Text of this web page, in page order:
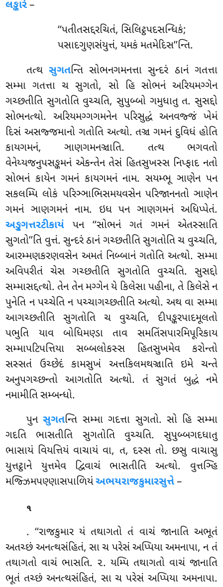
લઙ્કારે–
‘‘પતીતસદ્દરચિતં, સિલિટ્ઠપદસન્ધિકં;
પસાદગુણસંયુત્તં, યમકં મતમેદિસ’’ન્તિ.
તત્થસુગતન્તિ સોભનગમનત્તા સુન્દરં ઠાનં ગતત્તા
સમ્મા ગતત્તા ચ સુગતો, સો હિ સોભનં અરિયમગ્ગેન
ગચ્છતીતિ સુગતોતિ વુચ્ચતિ, સુપુબ્બો ગમુધાતુ ત. સુસદ્દો
સોભનત્થો. અરિયમગ્ગગમનેન પરિસુદ્ધં અનવજ્જં ખેમં
દિસં અસજ્જમાનો ગતોતિ અત્થો. તઞ્ચ ગમનં દુવિધં હોતિ
કાયગમનં, ઞાણગમનઞ્ચાતિ. તત્થ ભગવતો
વેનેય્યજનુપસઙ્કમનં એકન્તેન તેસં હિતસુખસ્સ નિપ્ફાદ નતો
સોભનં કાયેન ગમનં કાયગમનં નામ. સયમ્ભૂ ઞાણેન પન
સકલમ્પિ લોકં પરિઞ્ઞાભિસમયવસેન પરિજાનનતો ઞાણેન
ગમનં ઞાણગમનં નામ. ઇધ પન ઞાણગમનં અધિપ્પેતં.
અઙ્ગુત્તરટીકાયં પન ‘‘સોભનં ગતં ગમનં એતસ્સાતિ
સુગતો’’તિ વુત્તં. સુન્દરં ઠાનં ગચ્છતીતિ સુગતોતિ ચ વુચ્ચતિ,
આરમ્મણકરણવસેન અમતં નિબ્બાનં ગતોતિઅત્થો. સમ્મા
અવિપરીતં ચેસ ગચ્છતીતિ સુગતોતિ વુચ્ચતિ. સુસદ્દો
સમ્માસદ્દત્થો. તેન તેન મગ્ગેન યે કિલેસા પહીના, તે કિલેસે ન
પુનેતિ ન પચ્ચેતિ ન પચ્ચાગચ્છતીતિ અત્થો. અથ વા સમ્મા
આગચ્છતીતિ સુગતોતિ ચ વુચ્ચતિ, દીપઙ્કરપાદમૂલતો
પભુતિ યાવ બોધિમણ્ડા તાવ સમતિંસપારમિપૂરિકાય
સમ્માપટિપત્તિયા સબ્બલોકસ્સ હિતસુખમેવ કરોન્તો
સસ્સતં ઉચ્છેદં કામસુખં અત્તકિલમથઞ્ચાતિ ઇમે ચન્તે
અનુપગચ્છન્તો આગતોતિ અત્થો. તં સુગતં બુદ્ધં નમે
નમામીતિ સમ્બન્ધો.
પુનસુગતન્તિ સમ્મા ગદત્તા સુગતો. સો હિ સમ્મા
ગદતિ ભાસતીતિ સુગતોતિ વુચ્ચતિ. સુપુબ્બગદધાતુ
ભાસાયં વિયત્તિયં વાચાયં વા, ત, દસ્સ તો. છસુ વાચાસુ
યુત્તટ્ઠાને યુત્તમેવ દ્વિવાચં ભાસતીતિ અત્થો. વુત્તઞ્હિ
મજ્ઝિમપણ્ણાસપાળિયંઅભયરાજકુમારસુત્તે–
૧
. ‘‘રાજકુમાર યં તથાગતો તં વાચં જાનાતિ અભૂતં
અતચ્છં અનત્થસંહિતં, સા ચ પરેસં અપ્પિયા અમનાપા, ન તં
તથાગતો વાચં ભાસતિ. ૨. યમ્પિ તથાગતો વાચં જાનાતિ
ભૂતં તચ્છં અનત્થસંહિતં, સા ચ પરેસં અપ્પિયા અમનાપા.